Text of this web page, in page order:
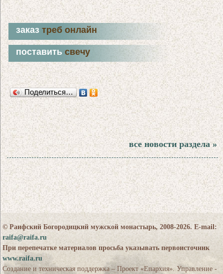
заказтреб онлайн
поставитьсвечу
Поделиться…
все новости раздела »
© Раифский Богородицкий мужской монастырь, 2008-2026. E-mail:
raifa@raifa.ru
При перепечатке материалов просьба указывать первоисточник
www.raifa.ru
Создание и техническая поддержка – Проект «Епархия». Управление -